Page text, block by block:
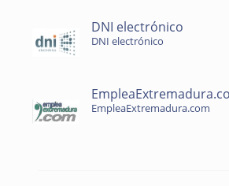
DNI electrónico
DNI electrónico
EmpleaExtremadura.com